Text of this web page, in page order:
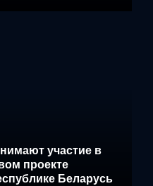
участие в
проекте
Беларусь